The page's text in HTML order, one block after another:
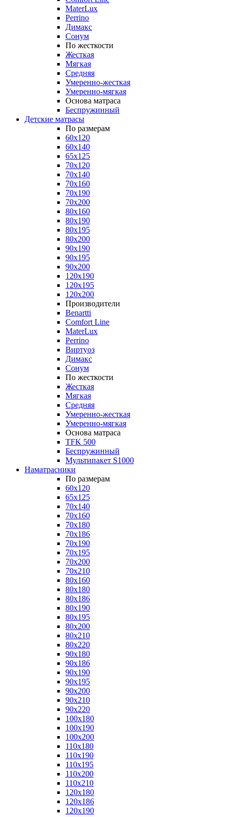
MaterLux
Perrino
Димакс
Сонум
По жесткости
Жесткая
Мягкая
Средняя
Умеренно-жесткая
Умеренно-мягкая
Основа матраса
Беспружинный
Детские матрасы
По размерам
60x120
60x140
65x125
70x120
70x140
70x160
70x190
70x200
80x160
80x190
80x195
80x200
90x190
90x195
90x200
120x190
120x195
120x200
Производители
Benartti
Comfort Line
MaterLux
Perrino
Виртуоз
Димакс
Сонум
По жесткости
Жесткая
Мягкая
Средняя
Умеренно-жесткая
Умеренно-мягкая
Основа матраса
TFK 500
Беспружинный
Мультипакет S1000
Наматрасники
По размерам
60x120
65x125
70x140
70x160
70x180
70x186
70x190
70x195
70x200
70x210
80x160
80x180
80x186
80x190
80x195
80x200
80x210
80x220
90x180
90x186
90x190
90x195
90x200
90x210
90x220
100x180
100x190
100x200
110x180
110x190
110x195
110x200
110x210
120x180
120x186
120x190